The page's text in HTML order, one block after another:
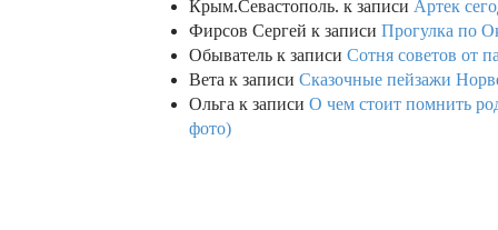
Крым.Севастополь. к записи Артек
Фирсов Сергей к записи Прогулка по
Обыватель к записи Сотня советов от
Вета к записи Сказочные пейзажи
Ольга к записи О чем стоит помнить
фото)